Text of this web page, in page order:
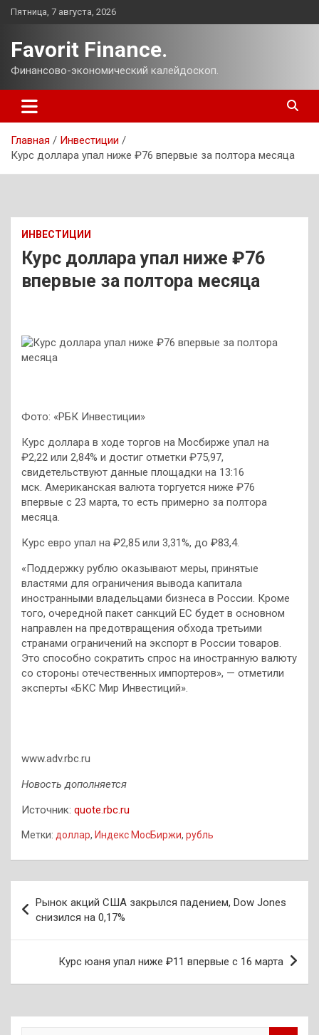
Перейти
Пятница, 7 августа, 2026
Favorit Finance.
Финансово-экономический калейдоскоп.
Главная
Инвестиции
Курс доллара упал ниже ₽76 впервые за полтора месяца
ИНВЕСТИЦИИ
Курс доллара упал ниже ₽76
впервые за полтора месяца
Фото: «РБК Инвестиции»
Курс доллара в ходе торгов на Мосбирже упал на
₽2,22 или 2,84% и достиг отметки ₽75,97,
свидетельствуют данные площадки на 13:16
мск. Американская валюта торгуется ниже ₽76
впервые с 23 марта, то есть примерно за полтора
месяца.
Курс евро упал на ₽2,85 или 3,31%, до ₽83,4.
«Поддержку рублю оказывают меры, принятые
властями для ограничения вывода капитала
иностранными владельцами бизнеса в России. Кроме
того, очередной пакет санкций ЕС будет в основном
направлен на предотвращения обхода третьими
странами ограничений на экспорт в России товаров.
Это способно сократить спрос на иностранную валюту
со стороны отечественных импортеров», — отметили
эксперты «БКС Мир Инвестиций».
www.adv.rbc.ru
Новость дополняется
Источник: quote.rbc.ru
Метки: доллар, Индекс МосБиржи, рубль
по
записям
Рынок акций США закрылся падением, Dow Jones
снизился на 0,17%
Курс юаня упал ниже ₽11 впервые с 16 марта